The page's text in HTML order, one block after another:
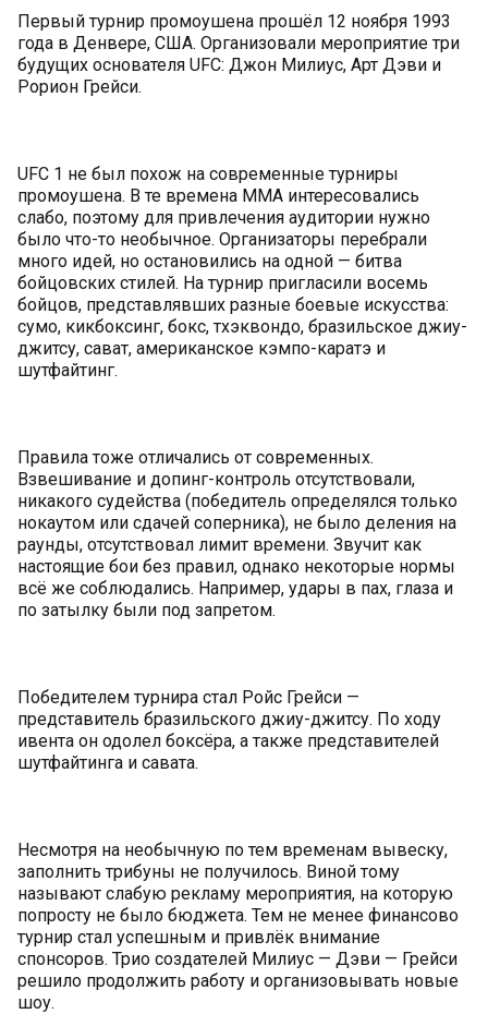
Первый турнир промоушена прошёл 12 ноября 1993
года в Денвере, США. Организовали мероприятие три
будущих основателя UFC: Джон Милиус, Арт Дэви и
Рорион Грейси.
UFC 1 не был похож на современные турниры
промоушена. В те времена ММА интересовались
слабо, поэтому для привлечения аудитории нужно
было что-то необычное. Организаторы перебрали
много идей, но остановились на одной — битва
бойцовских стилей. На турнир пригласили восемь
бойцов, представлявших разные боевые искусства:
сумо, кикбоксинг, бокс, тхэквондо, бразильское джиу-
джитсу, сават, американское кэмпо-каратэ и
шутфайтинг.
Правила тоже отличались от современных.
Взвешивание и допинг-контроль отсутствовали,
никакого судейства (победитель определялся только
нокаутом или сдачей соперника), не было деления на
раунды, отсутствовал лимит времени. Звучит как
настоящие бои без правил, однако некоторые нормы
всё же соблюдались. Например, удары в пах, глаза и
по затылку были под запретом.
Победителем турнира стал Ройс Грейси —
представитель бразильского джиу-джитсу. По ходу
ивента он одолел боксёра, а также представителей
шутфайтинга и савата.
Несмотря на необычную по тем временам вывеску,
заполнить трибуны не получилось. Виной тому
называют слабую рекламу мероприятия, на которую
попросту не было бюджета. Тем не менее финансово
турнир стал успешным и привлёк внимание
спонсоров. Трио создателей Милиус — Дэви — Грейси
решило продолжить работу и организовывать новые
шоу.